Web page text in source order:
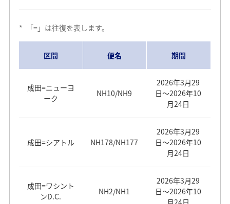
NH211 毎日運航
ロンドン⇒羽
田
毎日運航
毎日運航
羽田⇒フラン
毎日運航
フランクフル
NH204 毎日運航
シドニー⇒羽
NH890
月・木・土
*2026年3月30
日～4月19日：
毎日運航
月・木・土
*2026年3月30
日～4月19日：
毎日運航
毎日運航
NH964
関西⇒北京 NH979 水・木・日
北京⇒関西 水・木・日
大連⇒成田 NH904 毎日運航
羽田⇒青島 NH949 毎日運航
青島⇒羽田 NH950 毎日運航
* 「=」は往復を表します。
区間 便名 期間
成田=ニューヨ
ーク
NH10/NH9
2026年3月29
日～2026年10
月24日
成田=シアトル NH178/NH177
2026年3月29
日～2026年10
月24日
成田=ワシント
ンD.C.
NH2/NH1
2026年3月29
日～2026年10
月24日